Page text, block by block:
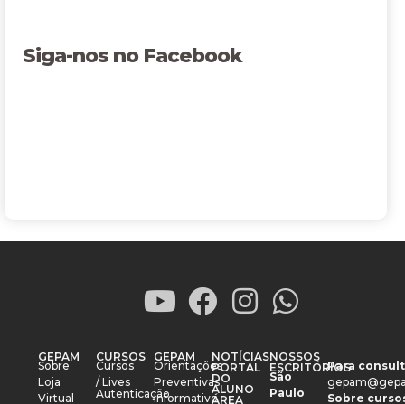
Siga-nos no Facebook
GEPAM
Sobre
Loja
Virtual
CURSOS
Cursos
/ Lives
Autenticação
GEPAM
Orientações
Preventivas
Informativo
NOTÍCIAS
PORTAL
DO
ALUNO
ÁREA
NOSSOS
ESCRITÓRIOS
São
Paulo
Para
Sobre